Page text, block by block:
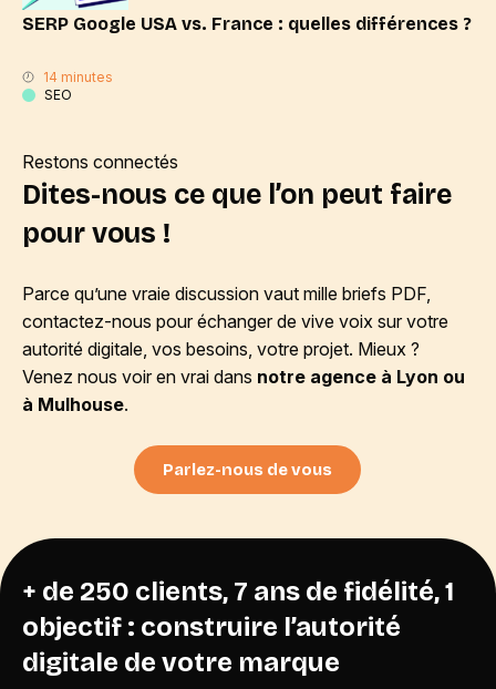
SERP Google USA vs. France : quelles différences ?
14 minutes
SEO
Restons connectés
Dites-nous ce que l’on peut faire
pour vous !
Parce qu’une vraie discussion vaut mille briefs PDF,
contactez-nous pour échanger de vive voix sur votre
autorité digitale, vos besoins, votre projet. Mieux ?
Venez nous voir en vrai dans notre agence à Lyon ou
à Mulhouse.
Parlez-nous de vous
+ de 250 clients, 7 ans de fidélité, 1
objectif : construire l’autorité
digitale de votre marque